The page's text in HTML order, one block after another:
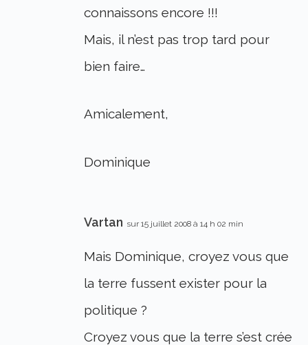
connaissons encore !!!
Mais, il n’est pas trop tard pour
bien faire…
Amicalement,
Dominique
Vartan sur 15 juillet 2008 à 14 h 02 min
Mais Dominique, croyez vous que
la terre fussent exister pour la
politique ?
Croyez vous que la terre s’est crée